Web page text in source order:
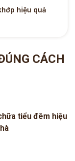
hiệu quả
CÁCH
tiểu đêm hiệu